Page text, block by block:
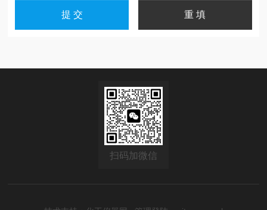
扫码加微信